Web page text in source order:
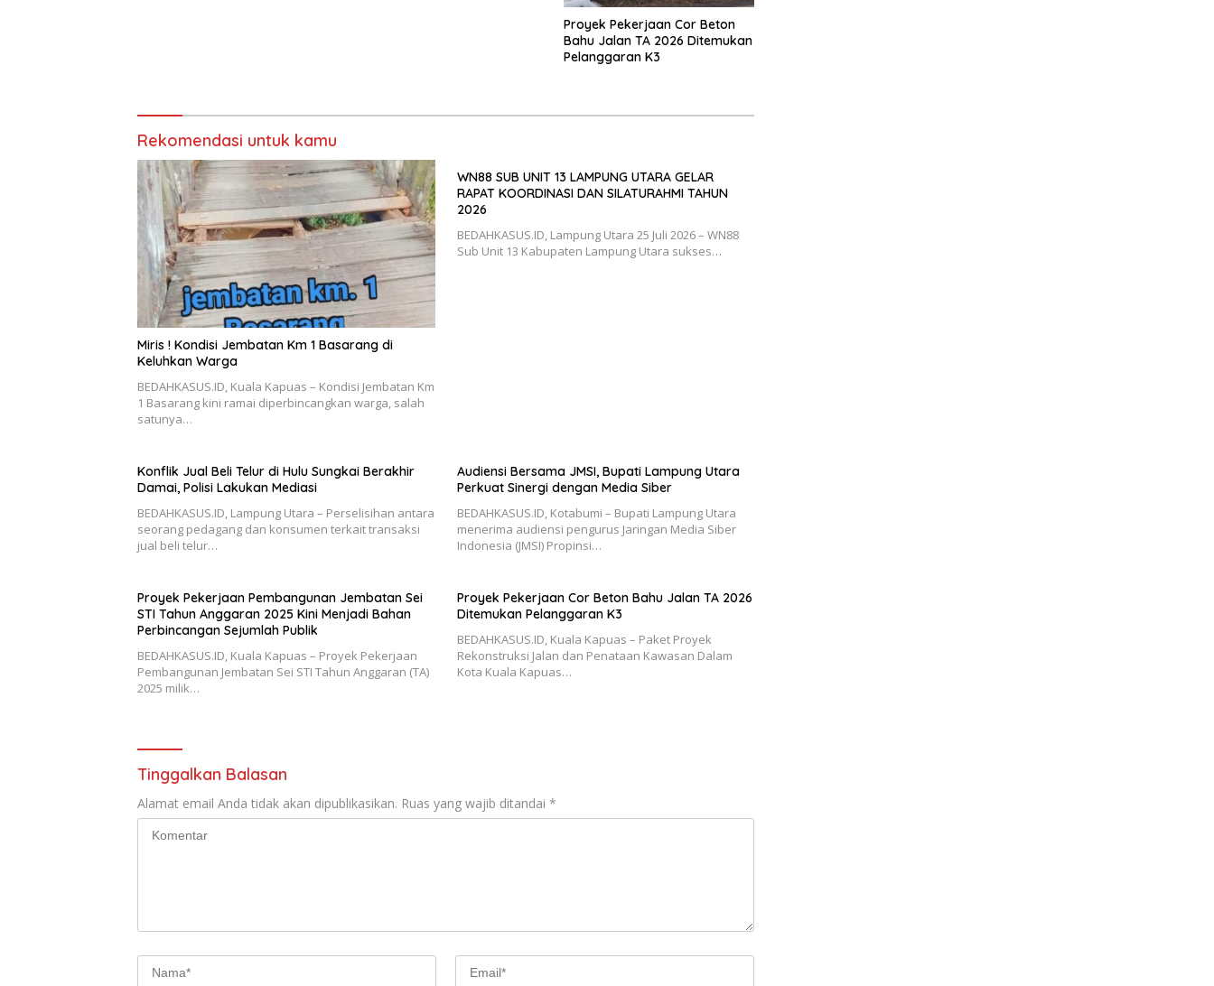
Proyek Pekerjaan Cor Beton
Bahu Jalan TA 2026 Ditemukan
Pelanggaran K3
Rekomendasi untuk kamu
Miris ! Kondisi Jembatan Km 1 Basarang di
Keluhkan Warga
BEDAHKASUS.ID, Kuala Kapuas – Kondisi Jembatan Km
1 Basarang kini ramai diperbincangkan warga, salah
satunya…
WN88 SUB UNIT 13 LAMPUNG UTARA GELAR
RAPAT KOORDINASI DAN SILATURAHMI TAHUN
2026
BEDAHKASUS.ID, Lampung Utara 25 Juli 2026 – WN88
Sub Unit 13 Kabupaten Lampung Utara sukses…
Konflik Jual Beli Telur di Hulu Sungkai Berakhir
Damai, Polisi Lakukan Mediasi
BEDAHKASUS.ID, Lampung Utara – Perselisihan antara
seorang pedagang dan konsumen terkait transaksi
jual beli telur…
Audiensi Bersama JMSI, Bupati Lampung Utara
Perkuat Sinergi dengan Media Siber
BEDAHKASUS.ID, Kotabumi – Bupati Lampung Utara
menerima audiensi pengurus Jaringan Media Siber
Indonesia (JMSI) Propinsi…
Proyek Pekerjaan Pembangunan Jembatan Sei
STI Tahun Anggaran 2025 Kini Menjadi Bahan
Perbincangan Sejumlah Publik
BEDAHKASUS.ID, Kuala Kapuas – Proyek Pekerjaan
Pembangunan Jembatan Sei STI Tahun Anggaran (TA)
2025 milik…
Proyek Pekerjaan Cor Beton Bahu Jalan TA 2026
Ditemukan Pelanggaran K3
BEDAHKASUS.ID, Kuala Kapuas – Paket Proyek
Rekonstruksi Jalan dan Penataan Kawasan Dalam
Kota Kuala Kapuas…
Tinggalkan Balasan
Alamat email Anda tidak akan dipublikasikan. Ruas yang wajib ditandai *